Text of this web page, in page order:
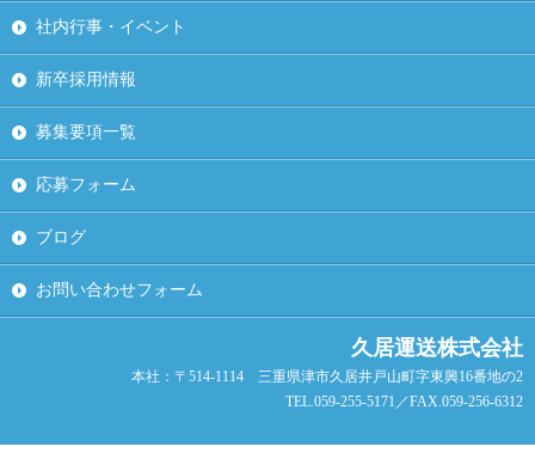
社内行事・イベント
新卒採用情報
募集要項一覧
応募フォーム
ブログ
お問い合わせフォーム
久居運送株式会社
本社：〒514-1114 三重県津市久居井戸山町字東興16番地の2
TEL.059-255-5171／FAX.059-256-6312